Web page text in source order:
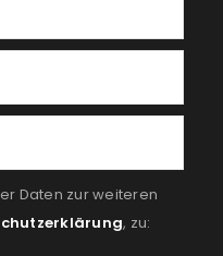
Daten zur weiteren
, zu: